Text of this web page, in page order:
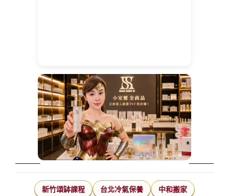
新竹頌缽課程 台北冷氣保養 中和搬家